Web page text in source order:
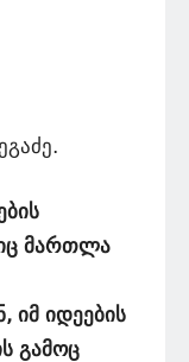
მართლა
იმ იდეების
გამოც